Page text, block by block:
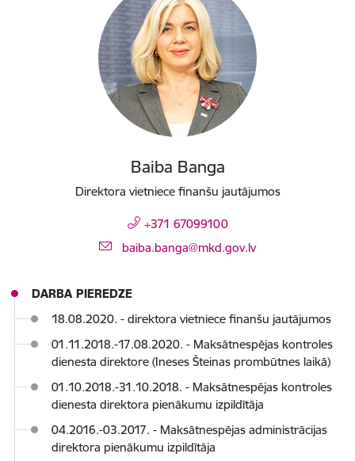
Baiba Banga
Direktora vietniece finanšu jautājumos
+371 67099100
E-pasts:
baiba.banga@mkd.gov.lv
DARBA PIEREDZE
18.08.2020. - direktora vietniece finanšu jautājumos
01.11.2018.-17.08.2020. - Maksātnespējas kontroles
dienesta direktore (Ineses Šteinas prombūtnes laikā)
01.10.2018.-31.10.2018. - Maksātnespējas kontroles
dienesta direktora pienākumu izpildītāja
04.2016.-03.2017. - Maksātnespējas administrācijas
direktora pienākumu izpildītāja